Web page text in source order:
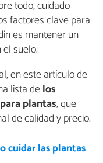
todo, cuidado
factores clave para
es mantener un
suelo.
en este artículo de
lista delos
plantas, que
de calidad y precio.
cuidar las plantas